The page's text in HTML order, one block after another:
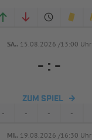
SA.. 15.08.2026 /13:00 Uhr
- : -
ZUM SPIEL
- - - -
MI.. 19.08.2026 /16:30 Uhr